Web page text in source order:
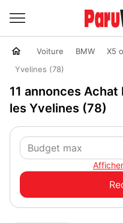
Voiture BMW X5
Yvelines (78)
11 annonces
les Yvelines (78)